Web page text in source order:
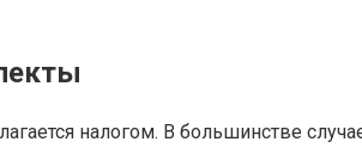
налогом. В большинстве